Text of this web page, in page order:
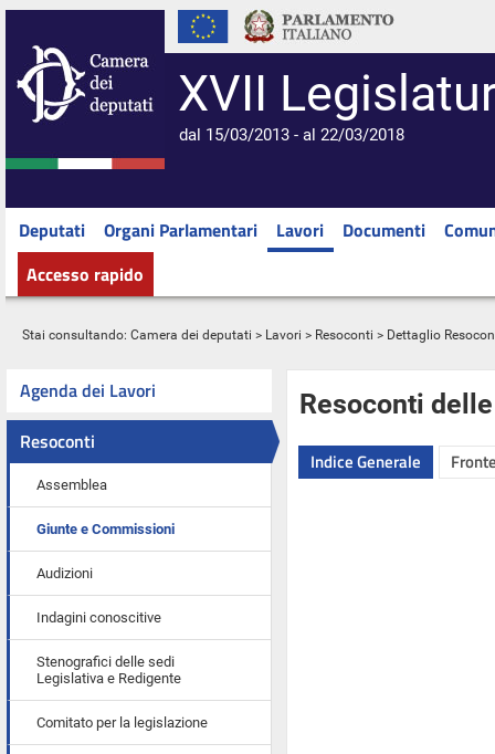
XVII
dal 15/03/2013 - al 22/03/2018
Deputati Organi Parlamentari Lavori Documenti
Accesso rapido
Stai consultando: Camera dei deputati > Lavori > Resoconti > Dettaglio
Agenda dei Lavori
Resoconti
Assemblea
Giunte e Commissioni
Audizioni
Indagini conoscitive
Stenografici delle sedi
Legislativa e Redigente
Comitato per la legislazione
Resoconti
Indice Generale